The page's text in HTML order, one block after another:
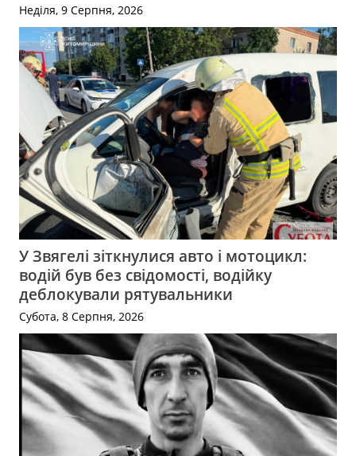
Неділя, 9 Серпня, 2026
У Звягелі зіткнулися авто і мотоцикл:
водій був без свідомості, водійку
деблокували рятувальники
Субота, 8 Серпня, 2026